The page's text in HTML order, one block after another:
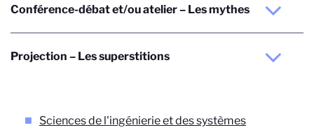
Conférence-débat et/ou atelier – Les mythes
Projection – Les superstitions
Sciences de l'ingénierie et des systèmes